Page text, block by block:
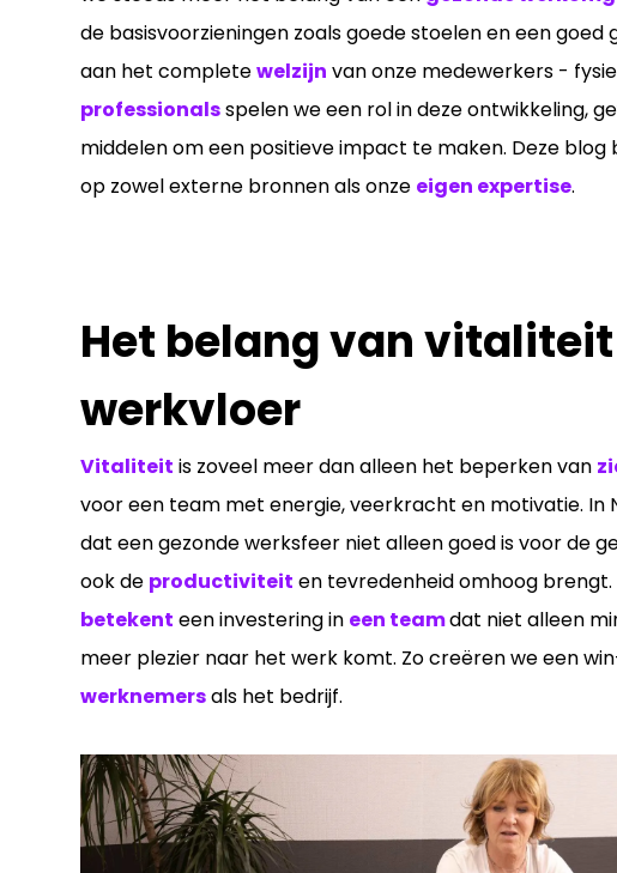
de basisvoorzieningen zoals goede stoelen en een
aan het completewelzijn van onze medewerkers -
professionalsspelen we een rol in deze ontwikkeling,
middelen om een positieve impact te maken. Deze
op zowel externe bronnen als onze eigen expertise.
Het belang van
werkvloer
Vitaliteit is zoveel meer dan alleen het beperken van
voor een team met energie, veerkracht en motivatie. In
dat een gezonde werksfeer niet alleen goed is voor de
ook de productiviteit en tevredenheid omhoog
betekent een investering in een teamdat niet alleen
meer plezier naar het werk komt. Zo creëren we een
werknemersals het bedrijf.